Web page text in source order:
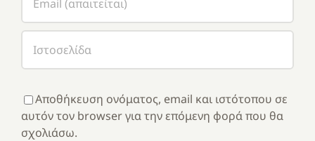
Αποθήκευση ονόματος, email και ιστότοπου σε
αυτόν τον browser για την επόμενη φορά που θα
σχολιάσω.